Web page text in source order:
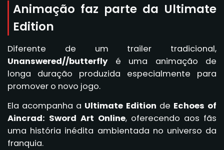
Animação faz parte da Ultimate
Edition
Diferente de um trailer tradicional,
Unanswered//butterflyé uma animação de
longa duração produzida especialmente para
promover o novo jogo.
Ela acompanha a Ultimate Edition de Echoes of
Aincrad: Sword Art Online, oferecendo aos fãs
uma história inédita ambientada no universo da
franquia.